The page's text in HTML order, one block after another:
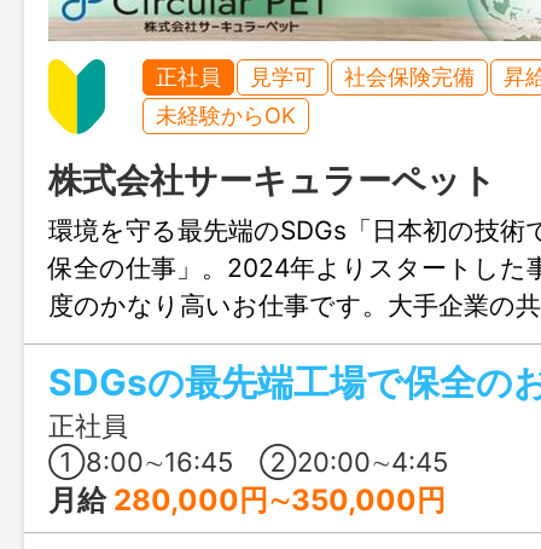
正社員 見学可 社会保険完備
昇
未経験からOK
株式会社サーキュラーペット
環境を守る最先端のSDGs「日本初の技術
保全の仕事」。2024年よりスタートした
度のかなり高いお仕事です。大手企業の
為、安定間違いなしのお仕事です。
SDGsの最先端工場で保全の
正社員
➀8:00∼16:45 ②20:00∼4:45
月給 280,000円∼350,000円